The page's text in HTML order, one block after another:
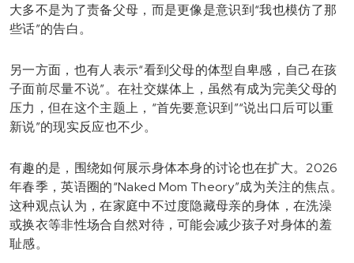
大多不是为了责备父母，而是更像是意识到“我也模仿了那
些话”的告白。
另一方面，也有人表示“看到父母的体型自卑感，自己在孩
子面前尽量不说”。在社交媒体上，虽然有成为完美父母的
压力，但在这个主题上，“首先要意识到”“说出口后可以重
新说”的现实反应也不少。
有趣的是，围绕如何展示身体本身的讨论也在扩大。2026
年春季，英语圈的“Naked Mom Theory”成为关注的焦点。
这种观点认为，在家庭中不过度隐藏母亲的身体，在洗澡
或换衣等非性场合自然对待，可能会减少孩子对身体的羞
耻感。